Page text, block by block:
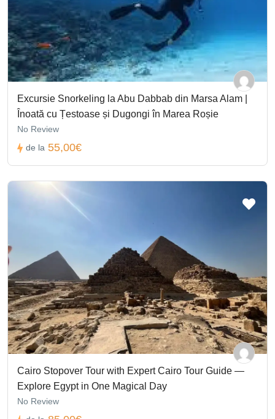
Excursie Snorkeling la Abu Dabbab din Marsa Alam |
Înoată cu Țestoase și Dugongi în Marea Roșie
No Review
de la 55,00€
Cairo Stopover Tour with Expert Cairo Tour Guide —
Explore Egypt in One Magical Day
No Review